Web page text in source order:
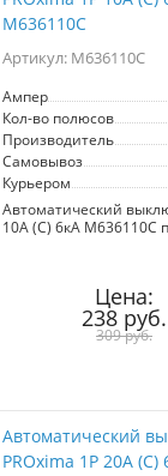
M636110C
Артикул: M636110C
Ампер
Кол-во полюсов
Производитель
Самовывоз
Курьером
Автоматический
10А (C) 6кА M636110C
короткого
60898-1, обладает
конструкцией с
защиты зажимов от
доступа. Корпус
жесткости, а
панели отображает
двухпозиционный
легкий монтаж на
ток – 10А.
Цена:
238 руб.
309 руб.
Автоматический
PROxima 1P 20А